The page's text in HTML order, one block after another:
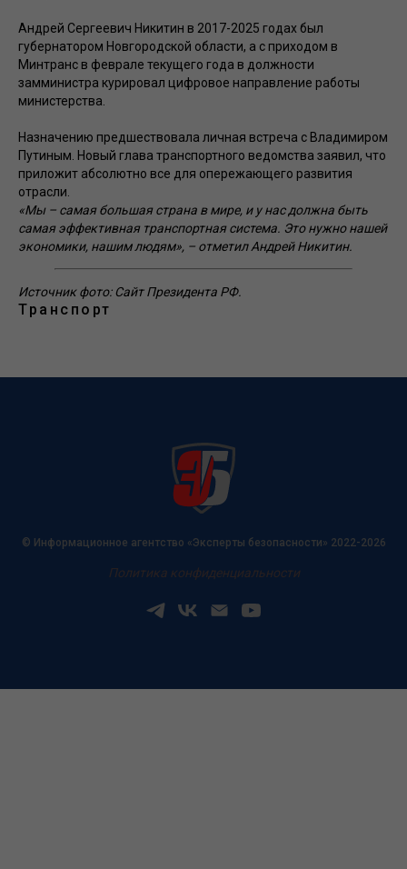
Андрей Сергеевич Никитин в 2017-2025 годах был
губернатором Новгородской области, а с приходом в
Минтранс в феврале текущего года в должности
замминистра курировал цифровое направление работы
министерства.
Назначению предшествовала личная встреча с Владимиром
Путиным. Новый глава транспортного ведомства заявил, что
приложит абсолютно все для опережающего развития
отрасли.
«Мы – самая большая страна в мире, и у нас должна быть
самая эффективная транспортная система. Это нужно нашей
экономики, нашим людям», – отметил Андрей Никитин.
Источник фото: Сайт Президента РФ.
Транспорт
© Информационное агентство «Эксперты безопасности» 2022-2026
Политика конфиденциальности